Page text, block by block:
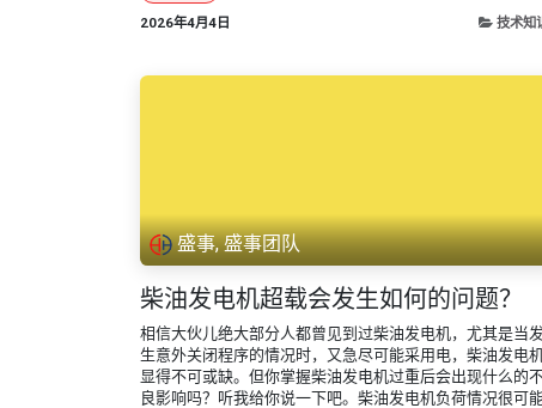
2026年4月4日
技术知
盛事, 盛事团队
柴油发电机超载会发生如何的问题？
相信大伙儿绝大部分人都曾见到过柴油发电机，尤其是当发
生意外关闭程序的情况时，又急尽可能采用电，柴油发电
显得不可或缺。但你掌握柴油发电机过重后会出现什么的
良影响吗？听我给你说一下吧。柴油发电机负荷情况很可